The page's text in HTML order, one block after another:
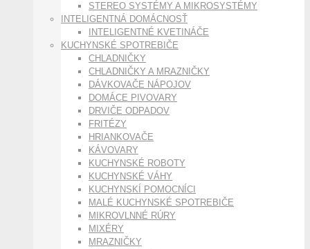
STEREO SYSTÉMY A MIKROSYSTÉMY
INTELIGENTNÁ DOMÁCNOSŤ
INTELIGENTNÉ KVETINÁČE
KUCHYNSKÉ SPOTREBIČE
CHLADNIČKY
CHLADNIČKY A MRAZNIČKY
DÁVKOVAČE NÁPOJOV
DOMÁCE PIVOVARY
DRVIČE ODPADOV
FRITÉZY
HRIANKOVAČE
KÁVOVARY
KUCHYNSKÉ ROBOTY
KUCHYNSKÉ VÁHY
KUCHYNSKÍ POMOCNÍCI
MALÉ KUCHYNSKÉ SPOTREBIČE
MIKROVLNNÉ RÚRY
MIXÉRY
MRAZNIČKY